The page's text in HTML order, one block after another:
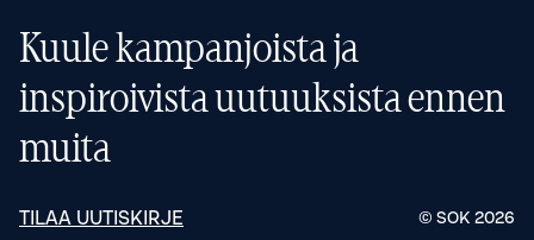
Kuule kampanjoista ja
inspiroivista uutuuksista ennen
muita
TILAA UUTISKIRJE © SOK 2026